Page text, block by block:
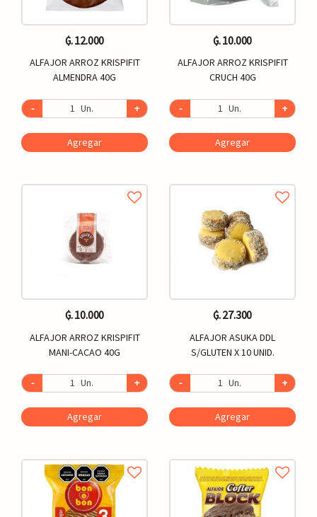
₲. 12.000
ALFAJOR ARROZ KRISPIFIT
ALMENDRA 40G
- Un. +
Agregar
₲. 10.000
ALFAJOR ARROZ KRISPIFIT
CRUCH 40G
- Un. +
Agregar
₲. 10.000
ALFAJOR ARROZ KRISPIFIT
MANI-CACAO 40G
- Un. +
Agregar
₲. 27.300
ALFAJOR ASUKA DDL
S/GLUTEN X 10 UNID.
- Un. +
Agregar